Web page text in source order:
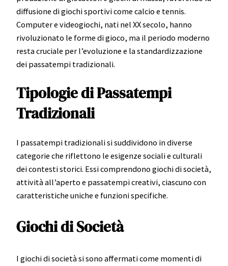
diffusione di giochi sportivi come calcio e tennis.
Computer e videogiochi, nati nel XX secolo, hanno
rivoluzionato le forme di gioco, ma il periodo moderno
resta cruciale per l’evoluzione e la standardizzazione
dei passatempi tradizionali.
Tipologie di Passatempi
Tradizionali
I passatempi tradizionali si suddividono in diverse
categorie che riflettono le esigenze sociali e culturali
dei contesti storici. Essi comprendono giochi di società,
attività all’aperto e passatempi creativi, ciascuno con
caratteristiche uniche e funzioni specifiche.
Giochi di Società
I giochi di società si sono affermati come momenti di